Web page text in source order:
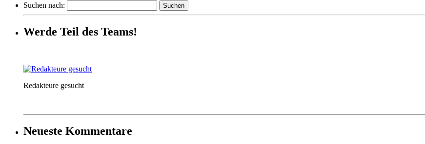
Suchen nach:
Werde Teil des Teams!
Redakteure gesucht
Neueste Kommentare